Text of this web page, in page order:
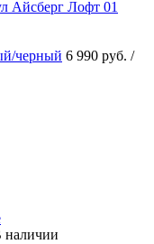
черный 6 990 руб. /
наличии